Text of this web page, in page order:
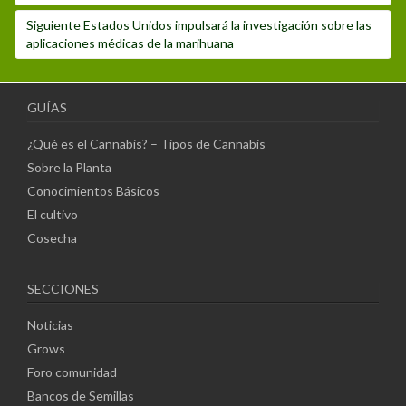
SiguienteSiguiente
post:
Estados Unidos impulsará la investigación sobre las
aplicaciones médicas de la marihuana
GUÍAS
¿Qué es el Cannabis? – Tipos de Cannabis
Sobre la Planta
Conocimientos Básicos
El cultivo
Cosecha
SECCIONES
Noticias
Grows
Foro comunidad
Bancos de Semillas